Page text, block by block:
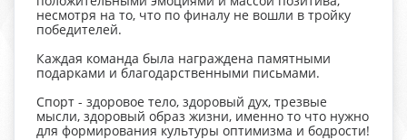
несмотря на то, что по финалу не вошли в тройку
победителей.
Каждая команда была награждена памятными
подарками и благодарственными письмами.
Спорт - здоровое тело, здоровый дух, трезвые
мысли, здоровый образ жизни, именно то что нужно
для формирования культуры оптимизма и бодрости!